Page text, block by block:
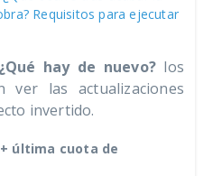
Requisitos para ejecutar
¿Qué hay de nuevo?los
ver las actualizaciones
invertido.
última cuota de